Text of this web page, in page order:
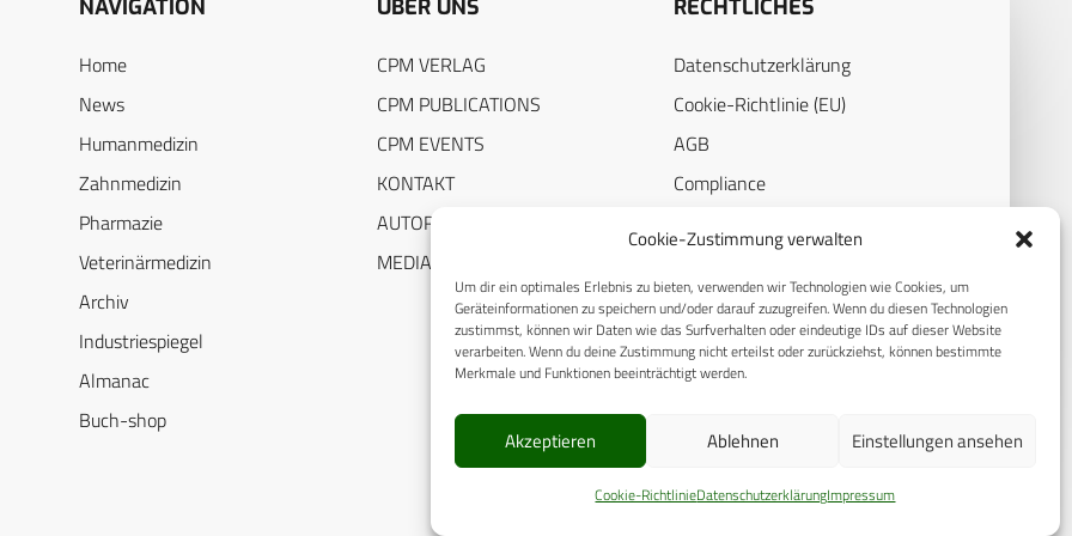
Cookie-Zustimmung verwalten
Um dir ein optimales Erlebnis zu bieten, verwenden wir Technologien wie Cookies, um
Geräteinformationen zu speichern und/oder darauf zuzugreifen. Wenn du diesen Technologien
zustimmst, können wir Daten wie das Surfverhalten oder eindeutige IDs auf dieser Website
verarbeiten. Wenn du deine Zustimmung nicht erteilst oder zurückziehst, können bestimmte
Merkmale und Funktionen beeinträchtigt werden.
Akzeptieren Ablehnen Einstellungen ansehen
Cookie-RichtlinieDatenschutzerklärungImpressum
NAVIGATION
Home
News
Humanmedizin
Zahnmedizin
Pharmazie
Veterinärmedizin
Archiv
Industriespiegel
Almanac
Buch-shop
ÜBER UNS
CPM VERLAG
CPM PUBLICATIONS
CPM EVENTS
KONTAKT
AUTORENHINWEISE
MEDIADATEN
RECHTLICHES
Datenschutzerklärung
Cookie-Richtlinie (EU)
AGB
Compliance
© 2025 CPM GmbH – Alle Rechte vorbehalten